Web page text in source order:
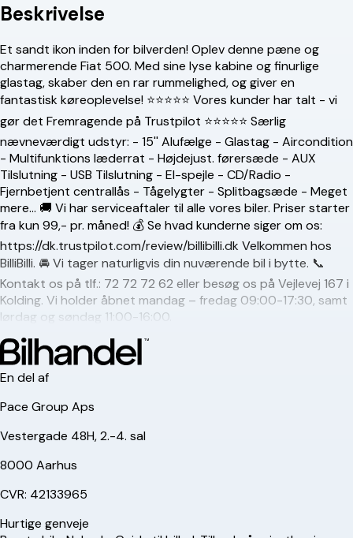
Beskrivelse
Et sandt ikon inden for bilverden! Oplev denne pæne og
charmerende Fiat 500. Med sine lyse kabine og finurlige
glastag, skaber den en rar rummelighed, og giver en
fantastisk køreoplevelse! ⭐️⭐️⭐️⭐️⭐️ Vores kunder har talt - vi
gør det Fremragende på Trustpilot ⭐️⭐️⭐️⭐️⭐️ Særlig
nævneværdigt udstyr: - 15'' Alufælge - Glastag - Aircondition
- Multifunktions læderrat - Højdejust. førersæde - AUX
Tilslutning - USB Tilslutning - El-spejle - CD/Radio -
Fjernbetjent centrallås - Tågelygter - Splitbagsæde - Meget
mere... 🚚 Vi har serviceaftaler til alle vores biler. Priser starter
fra kun 99,- pr. måned! 💰 Se hvad kunderne siger om os:
https://dk.trustpilot.com/review/billibilli.dk Velkommen hos
BilliBilli. 🚘 Vi tager naturligvis din nuværende bil i bytte. 📞
Kontakt os på tlf.: 72 72 72 62 eller besøg os på Vejlevej 167 i
Kolding. Vi holder åbnet mandag – fredag 09:00-17:30, samt
lørdag og søndag 11:00-16:00.
En del af
Pace Group Aps
Vestergade 48H, 2.-4. sal
8000 Aarhus
CVR: 42133965
Hurtige genveje